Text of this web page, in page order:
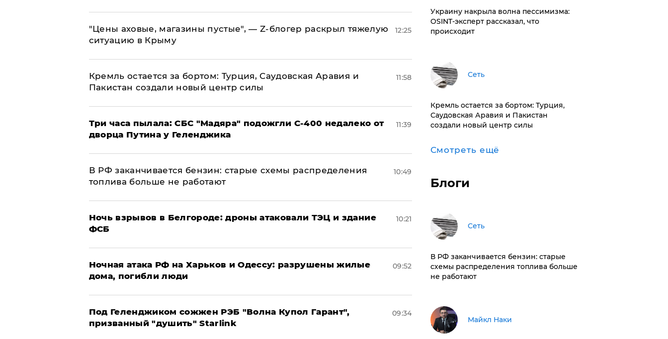
​"Цены аховые, магазины пустые", — Z-блогер раскрыл тяжелую
ситуацию в Крыму
12:25
​Кремль остается за бортом: Турция, Саудовская Аравия и
Пакистан создали новый центр силы
11:58
Три часа пылала: СБС "Мадяра" подожгли С-400 недалеко от
дворца Путина у Геленджика
11:39
​В РФ заканчивается бензин: старые схемы распределения
топлива больше не работают
10:49
​Ночь взрывов в Белгороде: дроны атаковали ТЭЦ и здание
ФСБ
10:21
​Ночная атака РФ на Харьков и Одессу: разрушены жилые
дома, погибли люди
09:52
Под Геленджиком сожжен РЭБ "Волна Купол Гарант",
призванный "душить" Starlink
09:34
​Украину накрыла волна пессимизма:
OSINT-эксперт рассказал, что
происходит
Сеть
​Кремль остается за бортом: Турция,
Саудовская Аравия и Пакистан
создали новый центр силы
Смотреть ещё
Блоги
Сеть
​В РФ заканчивается бензин: старые
схемы распределения топлива больше
не работают
Майкл Наки